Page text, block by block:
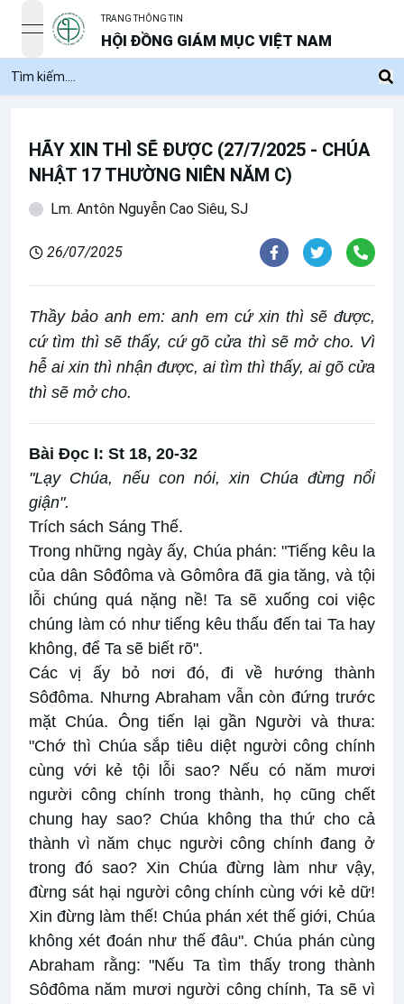
open navigation menu
TRANG THÔNG TIN
HỘI ĐỒNG GIÁM MỤC VIỆT NAM
HÃY XIN THÌ SẼ ĐƯỢC (27/7/2025 - CHÚA
NHẬT 17 THƯỜNG NIÊN NĂM C)
Lm. Antôn Nguyễn Cao Siêu, SJ
26/07/2025
Thầy bảo anh em: anh em cứ xin thì sẽ được,
cứ tìm thì sẽ thấy, cứ gõ cửa thì sẽ mở cho. Vì
hễ ai xin thì nhận được, ai tìm thì thấy, ai gõ cửa
thì sẽ mở cho.
Bài Ðọc I: St 18, 20-32
"Lạy Chúa, nếu con nói, xin Chúa đừng nổi
giận".
Trích sách Sáng Thế.
Trong những ngày ấy, Chúa phán: "Tiếng kêu la
của dân Sôđôma và Gômôra đã gia tăng, và tội
lỗi chúng quá nặng nề! Ta sẽ xuống coi việc
chúng làm có như tiếng kêu thấu đến tai Ta hay
không, để Ta sẽ biết rõ".
Các vị ấy bỏ nơi đó, đi về hướng thành
Sôđôma. Nhưng Abraham vẫn còn đứng trước
mặt Chúa. Ông tiến lại gần Người và thưa:
"Chớ thì Chúa sắp tiêu diệt người công chính
cùng với kẻ tội lỗi sao? Nếu có năm mươi
người công chính trong thành, họ cũng chết
chung hay sao? Chúa không tha thứ cho cả
thành vì năm chục người công chính đang ở
trong đó sao? Xin Chúa đừng làm như vậy,
đừng sát hại người công chính cùng với kẻ dữ!
Xin đừng làm thế! Chúa phán xét thế giới, Chúa
không xét đoán như thế đâu". Chúa phán cùng
Abraham rằng: "Nếu Ta tìm thấy trong thành
Sôđôma năm mươi người công chính, Ta sẽ vì